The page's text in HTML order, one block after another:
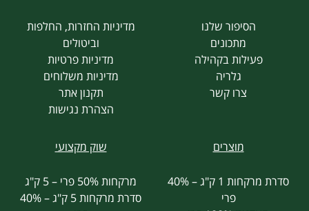
הסיפור שלנו
מתכונים
פעילות בקהילה
גלריה
צרו קשר
מדיניות החזרות, החלפות
וביטולים
מדיניות פרטיות
מדיניות משלוחים
תקנון אתר
הצהרת נגישות
מוצרים
סדרת מרקחות 1 ק"ג – 40%
פרי
שוק מקצועי
מרקחות 50% פרי – 5 ק"ג
סדרת מרקחות 5 ק"ג – 40%